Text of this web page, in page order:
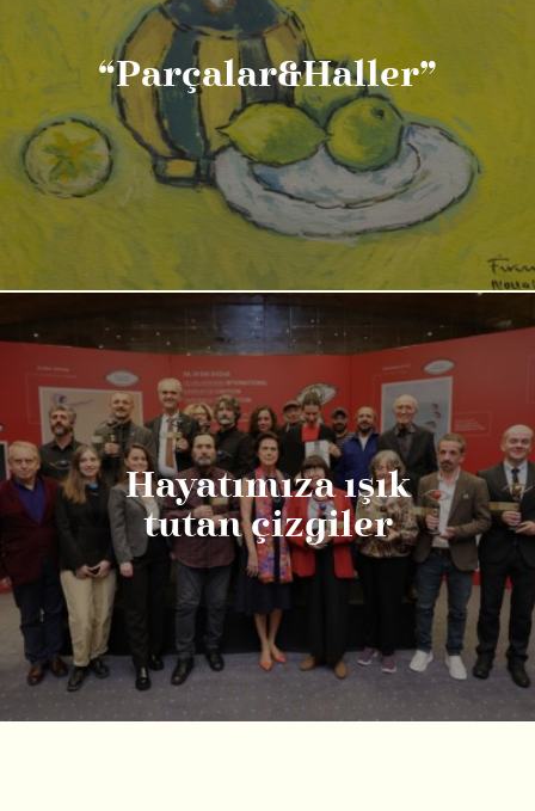
“Parçalar&Haller”
Hayatımıza ışık
tutan çizgiler